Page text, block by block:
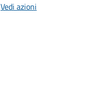
Vedi azioni